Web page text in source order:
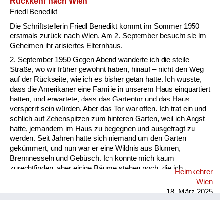
Friedl Benedikt
Die Schriftstellerin Friedl Benedikt kommt im Sommer 1950
erstmals zurück nach Wien. Am 2. September besucht sie im
Geheimen ihr arisiertes Elternhaus.
2. September 1950 Gegen Abend wanderte ich die steile
Straße, wo wir früher gewohnt haben, hinauf – nicht den Weg
auf der Rückseite, wie ich es bisher getan hatte. Ich wusste,
dass die Amerikaner eine Familie in unserem Haus einquartiert
hatten, und erwartete, dass das Gartentor und das Haus
versperrt sein würden. Aber das Tor war offen. Ich trat ein und
schlich auf Zehenspitzen zum hinteren Garten, weil ich Angst
hatte, jemandem im Haus zu begegnen und ausgefragt zu
werden. Seit Jahren hatte sich niemand um den Garten
gekümmert, und nun war er eine Wildnis aus Blumen,
Brennnesseln und Gebüsch. Ich konnte mich kaum
zurechtfinden, aber einige Bäume stehen noch, die ich
Weingärten, und von seinem hinteren Ende aus hat man einen
Heimkehrer
Wien
18. März 2025